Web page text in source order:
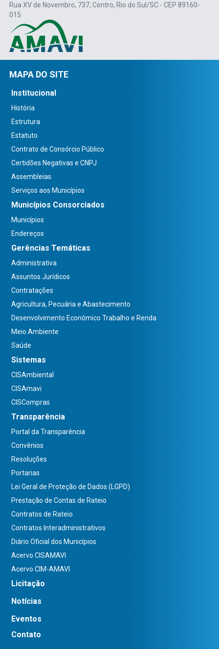
Rua XV de Novembro, 737, Centro, Rio do Sul/SC - CEP 89160-
015
MAPA DO SITE
Institucional
História
Estrutura
Estatuto
Contrato de Consórcio Público
Certidões Negativas e CNPJ
Assembleias
Serviços aos Municípios
Municípios Consorciados
Municípios
Endereços
Gerências Temáticas
Administrativa
Assuntos Jurídicos
Contratações
Agricultura, Pecuária e Abastecimento
Desenvolvimento Econômico Trabalho e Renda
Meio Ambiente
Saúde
Sistemas
CISAmbiental
CISAmavi
CISCompras
Transparência
Portal da Transparência
Convênios
Resoluções
Portarias
Lei Geral de Proteção de Dados (LGPD)
Prestação de Contas de Rateio
Contratos de Rateio
Contratos Interadministrativos
Diário Oficial dos Municípios
Acervo CISAMAVI
Acervo CIM-AMAVI
Licitação
Notícias
Eventos
Contato